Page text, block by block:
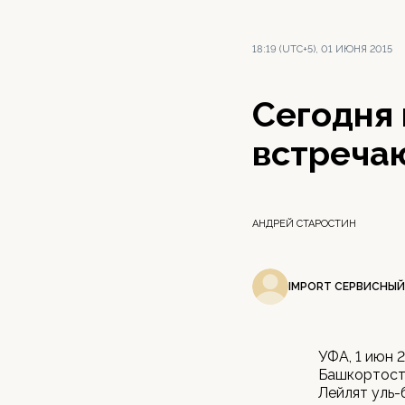
18:19 (UTC+5), 01 ИЮНЯ 2015
АНДРЕЙ СТАРОСТИН
IMPORT СЕРВИСНЫЙ
УФА, 1 июн
Лейлят